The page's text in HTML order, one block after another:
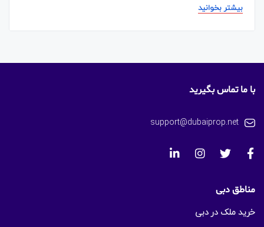
بیشتر بخوانید
با ما تماس بگیرید
support@dubaiprop.net
مناطق دبی
خرید ملک در دبی